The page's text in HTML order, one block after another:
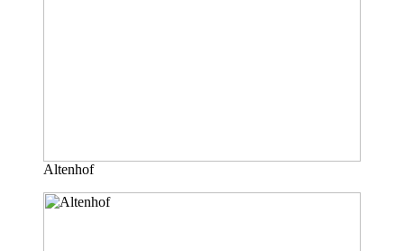
Altenhof